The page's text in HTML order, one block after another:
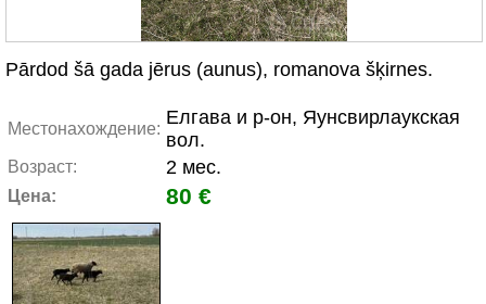
Pārdod šā gada jērus (aunus), romanova šķirnes.
Местонахождение:
Елгава и р-он, Яунсвирлаукская
вол.
Возраст: 2 мес.
Цена: 80 €